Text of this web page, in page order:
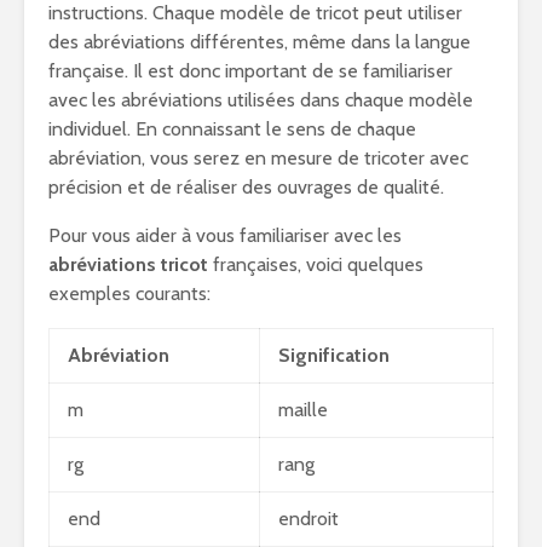
instructions. Chaque modèle de tricot peut utiliser
des abréviations différentes, même dans la langue
française. Il est donc important de se familiariser
avec les abréviations utilisées dans chaque modèle
individuel. En connaissant le sens de chaque
abréviation, vous serez en mesure de tricoter avec
précision et de réaliser des ouvrages de qualité.
Pour vous aider à vous familiariser avec les
abréviations tricot françaises, voici quelques
exemples courants:
Abréviation Signification
m maille
rg rang
end endroit